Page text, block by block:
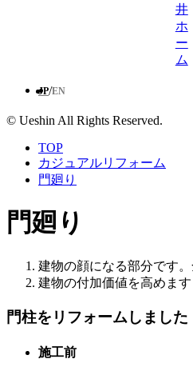
井
ホ
ー
ム
JP/EN
© Ueshin All Rights Reserved.
TOP
カジュアルリフォーム
門廻り
門廻り
建物の顔になる部分です
建物の付加価値を高めます
門柱をリフォームしました
施工前